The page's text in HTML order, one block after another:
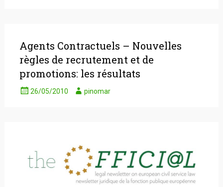
Agents Contractuels – Nouvelles
règles de recrutement et de
promotions: les résultats
26/05/2010 pinomar